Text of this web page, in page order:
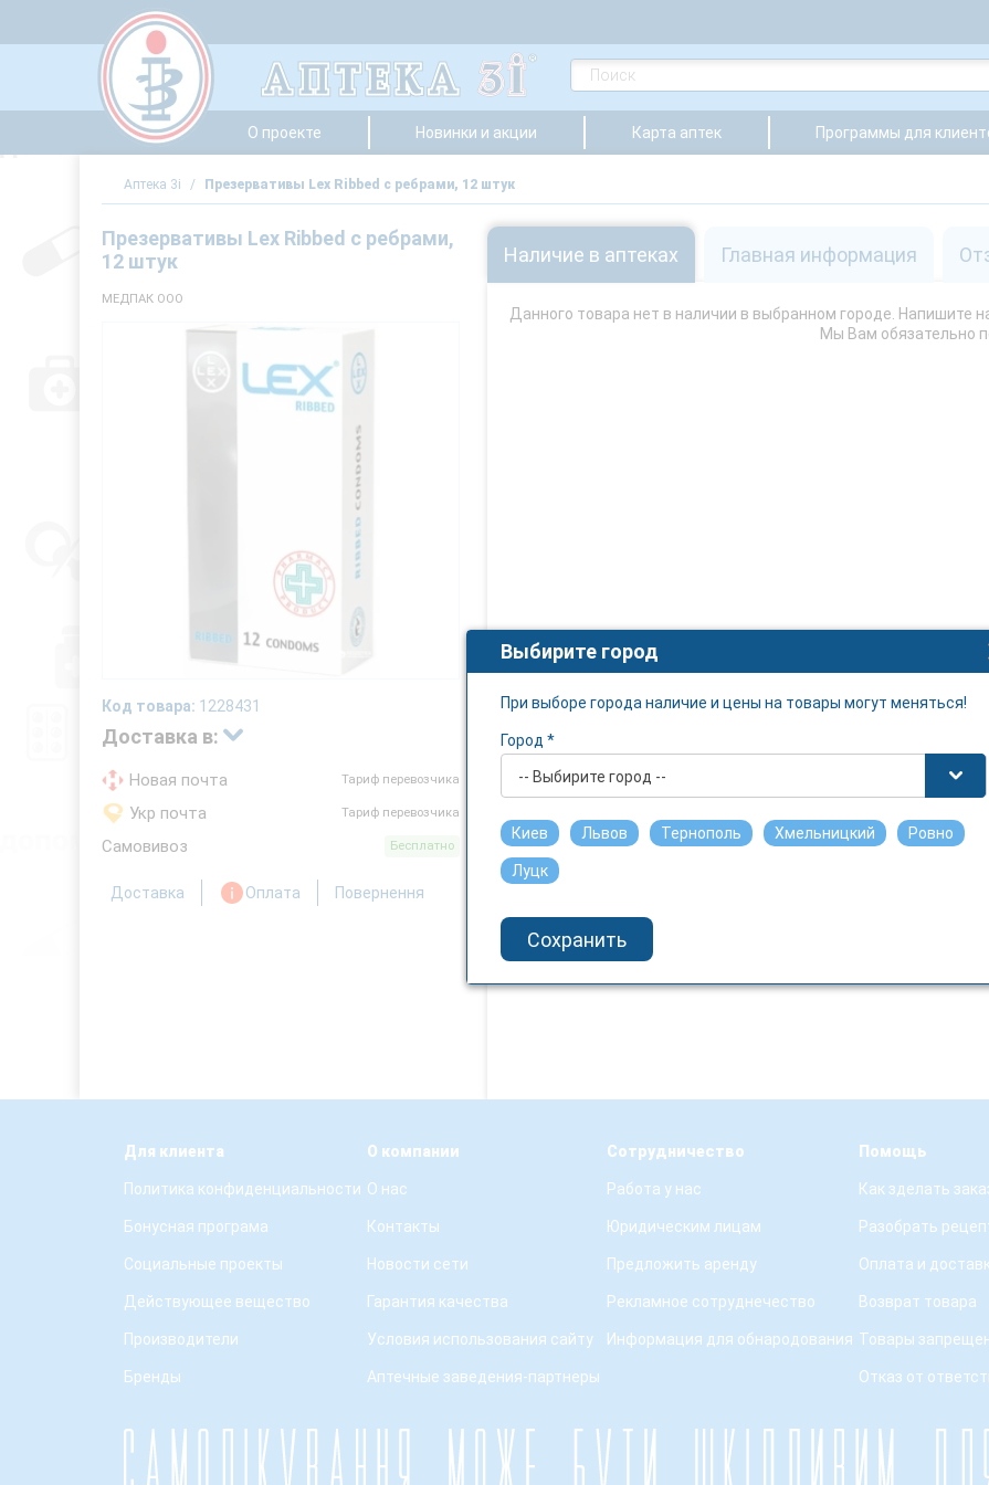
О проекте Новинки и акции Карта аптек Программы для
Аптека 3i / Презервативы Lex Ribbed с ребрами, 12 штук
Презервативы Lex Ribbed с ребрами,
12 штук
МЕДПАК ООО
Код товара: 1228431
Доставка в:
Новая почта Тариф перевозчика
Укр почта Тариф перевозчика
Самовивоз Бесплатно
Доставка Оплата Повернення
Наличие в аптеках Главная информация
Данного товара нет в наличии в выбранном городе. Напишите
Мы Вам обязательно
Для клиента
Политика конфиденциальности
Бонусная програма
Социальные проекты
Действующее вещество
Производители
Бренды
О компании
О нас
Контакты
Новости сети
Гарантия качества
Условия использования сайту
Аптечные заведения-партнеры
Сотрудничество
Работа у нас
Юридическим лицам
Предложить аренду
Рекламное сотруднечество
Информация для обнародования
Помощь
Как зделать
Разобрать
Оплата и
Возврат товара
Товары
Отказ от
Выбирите город
При выборе города наличие и цены на товары могут меняться!
Город *
-- Выбирите город --
Киев Львов Тернополь Хмельницкий Ровно
Луцк
Сохранить